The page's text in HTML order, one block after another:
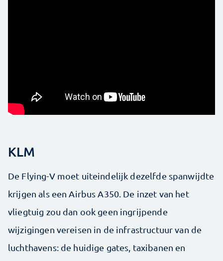
KLM
De Flying-V moet uiteindelijk dezelfde spanwijdte
krijgen als een Airbus A350. De inzet van het
vliegtuig zou dan ook geen ingrijpende
wijzigingen vereisen in de infrastructuur van de
luchthavens: de huidige gates, taxibanen en